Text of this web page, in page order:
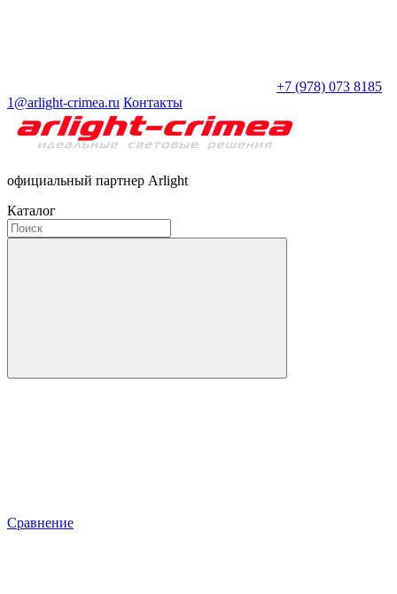
+7 (978) 073 8185
1@arlight-crimea.ru Контакты
официальный партнер Arlight
Каталог
Сравнение